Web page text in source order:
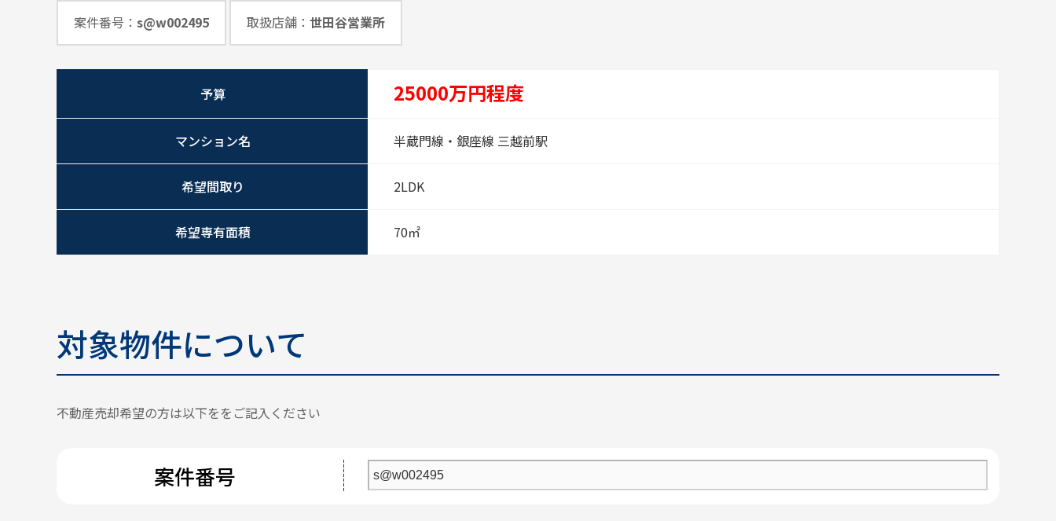
案件番号： s@w002495 取扱店舗： 世田谷営業所
予算 25000万円程度
マンション名 半蔵門線・銀座線 三越前駅
希望間取り 2LDK
希望専有面積 70㎡
対象物件について
不動産売却希望の方は以下ををご記入ください
案件番号